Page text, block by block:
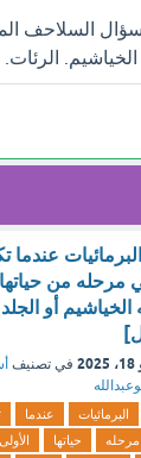
السلاحف
الرئات.
عندما
مرحله من حياتها
أو الجلد
في تصنيف
البرمائيات عندما
مرحله حياتها
الأولى